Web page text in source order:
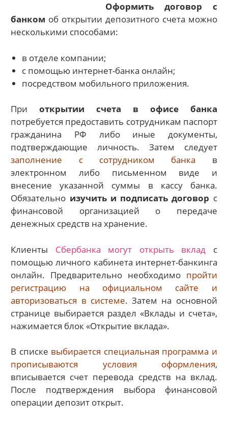
Оформить договор с
банком об открытии депозитного счета можно
несколькими способами:
в отделе компании;
с помощью интернет-банка онлайн;
посредством мобильного приложения.
Приоткрытии счета в офисе банка
потребуется предоставить сотрудникам паспорт
гражданина РФ либо иные документы,
подтверждающие личность. Затем следует
заполнение с сотрудником банка в
электронном либо письменном виде и
внесение указанной суммы в кассу банка.
Обязательно изучить и подписать договор с
финансовой организацией о передаче
денежных средств на хранение.
Клиенты Сбербанка могут открыть вклад с
помощью личного кабинета интернет-банкинга
онлайн. Предварительно необходимо пройти
регистрацию на официальном сайте и
авторизоваться в системе. Затем на основной
странице выбирается раздел «Вклады и счета»,
нажимается блок «Открытие вклада».
В списке выбирается специальная программа и
прописываются условия оформления,
вписывается счет перевода средств на вклад.
После подтверждения выбора финансовой
операции депозит открыт.